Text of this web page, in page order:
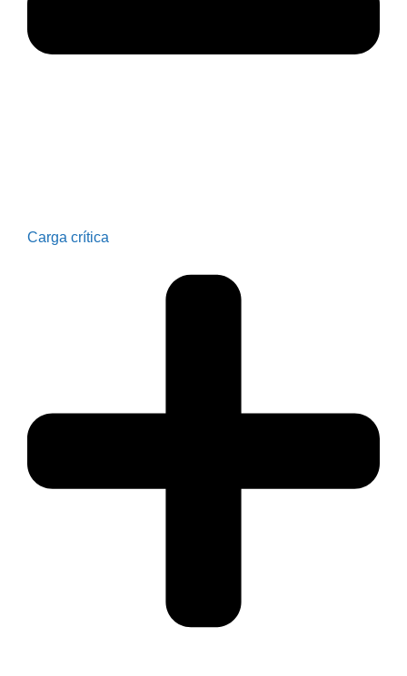
Carga crítica